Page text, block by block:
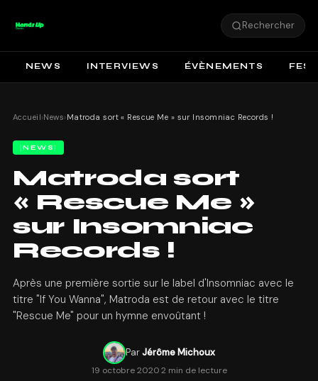
Rechercher
NEWS INTERVIEWS ÉVÈNEMENTS
Accueil›News› Matroda sort « Rescue Me » sur Insomniac Records !
NEWS
Matroda sort
« Rescue Me »
sur Insomniac
Records !
Après une première sortie sur le label d'Insomniac avec le
titre "If You Wanna", Matroda est de retour avec le titre
"Rescue Me" pour un hymne envoûtant !
ParJérôme Michoux
19 octobre 20202 min de lecture